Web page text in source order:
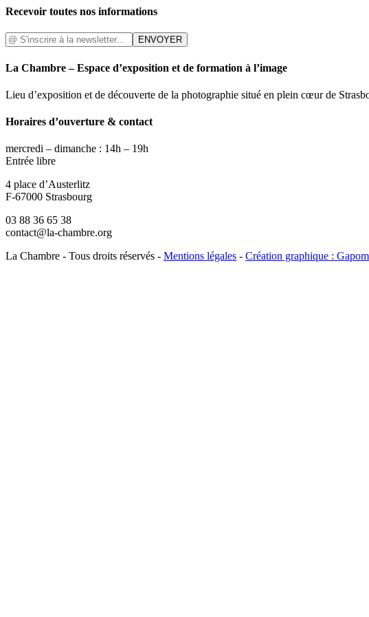
Recevoir toutes nos informations
La Chambre – Espace d’exposition et de formation à l’image
Lieu d’exposition et de découverte de la photographie situé en plein cœur de
Horaires d’ouverture & contact
mercredi – dimanche : 14h – 19h
Entrée libre
4 place d’Austerlitz
F-67000 Strasbourg
03 88 36 65 38
contact@la-chambre.org
La Chambre - Tous droits réservés - Mentions légales - Création graphique :